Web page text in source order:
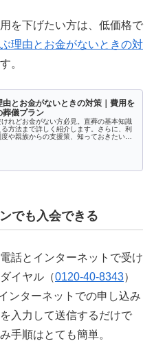
を下げたい方は、低価格で
理由とお金がないときの対
。
由とお金がないときの対策｜費用を
葬儀プラン
れどお金がない方必見。直葬の基本知識
方法まで詳しく紹介します。さらに、利
や親族からの支援策、知っておきたい注
でも入会できる
話とインターネットで受け
イヤル（0120-40-8343）
ンターネットでの申し込み
入力して送信するだけで
手順はとても簡単。